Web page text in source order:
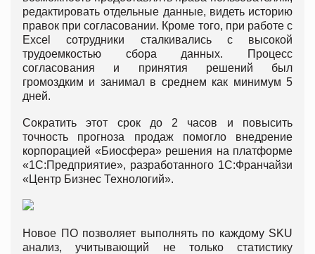
редактировать отдельные данные, видеть историю
правок при согласовании. Кроме того, при работе с
Excel сотрудники сталкивались с высокой
трудоемкостью сбора данных. Процесс
согласования и принятия решений был
громоздким и занимал в среднем как минимум 5
дней.
Сократить этот срок до 2 часов и повысить
точность прогноза продаж помогло внедрение
корпорацией «Биосфера» решения на платформе
«1С:Предприятие», разработанного 1С:Франчайзи
«Центр Бизнес Технологий».
Новое ПО позволяет выполнять по каждому SKU
анализ, учитывающий не только статистику